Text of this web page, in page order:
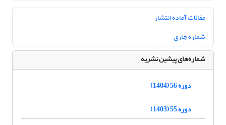
مقالات آماده انتشار
شماره جاری
شماره‌های پیشین نشریه
دوره 56 (1404)
دوره 55 (1403)